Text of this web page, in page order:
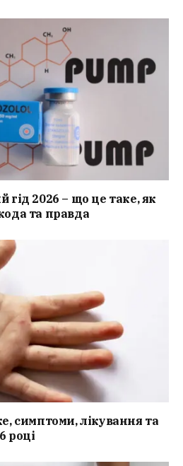
гід 2026 – що це таке, як
та правда
симптоми, лікування та
році